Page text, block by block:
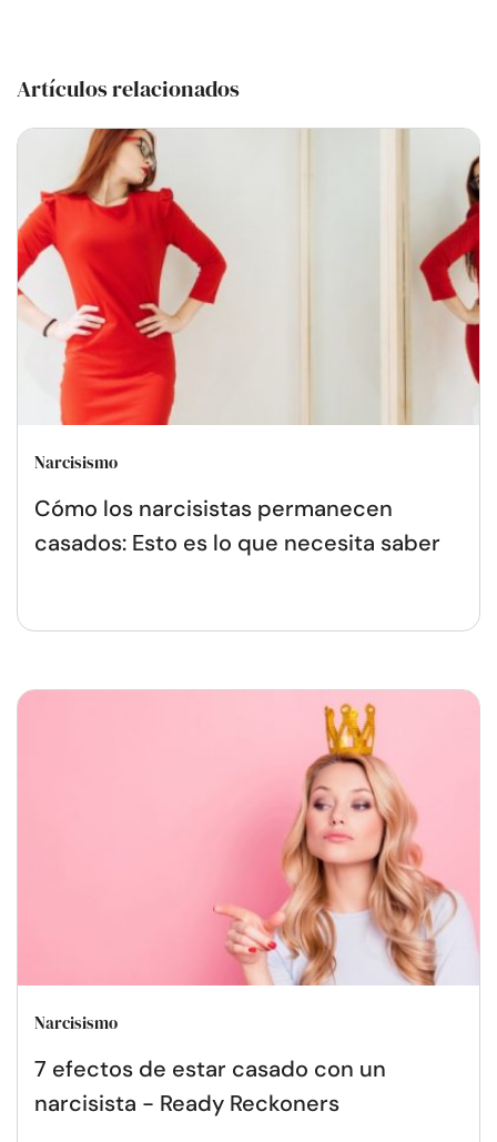
Artículos relacionados
Narcisismo
Cómo los narcisistas permanecen
casados: Esto es lo que necesita saber
Narcisismo
7 efectos de estar casado con un
narcisista - Ready Reckoners